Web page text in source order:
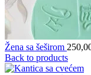
Žena sa šeširom
Back to products